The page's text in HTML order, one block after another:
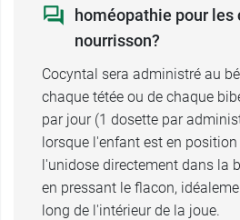
ultérieure.
Cocyntal ne présente pas
connus. En cas d'effet
nécessaire d'en parler à votre
pharmacien.
homéopathie pour les
nourrisson?
Cocyntal sera administré au
chaque tétée ou de chaque
par jour (1 dosette par
lorsque l'enfant est en
l'unidose directement dans la
en pressant le flacon,
long de l'intérieur de la joue.